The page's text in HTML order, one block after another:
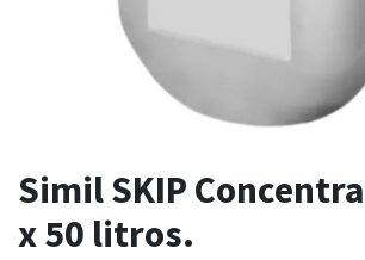
Simil SKIP
x 50 litros.